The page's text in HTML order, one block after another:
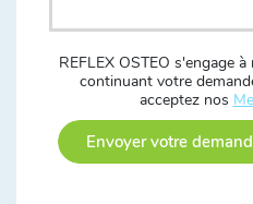
REFLEX OSTEO s'engage
continuant votre
acceptez nos
Envoyer votre